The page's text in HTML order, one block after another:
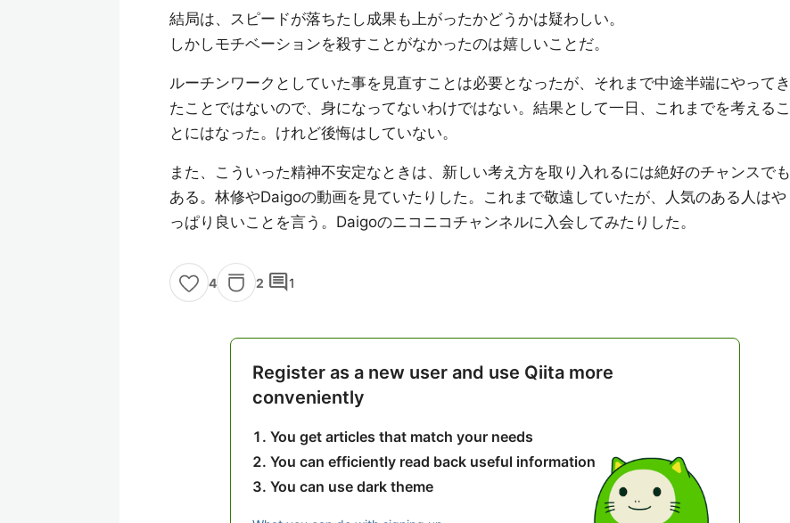
結局は、スピードが落ちたし成果も上がったかどうかは疑わしい。
しかしモチベーションを殺すことがなかったのは嬉しいことだ。
ルーチンワークとしていた事を見直すことは必要となったが、それまで中途半端にやってき
たことではないので、身になってないわけではない。結果として一日、これまでを考えるこ
とにはなった。けれど後悔はしていない。
また、こういった精神不安定なときは、新しい考え方を取り入れるには絶好のチャンスでも
ある。林修やDaigoの動画を見ていたりした。これまで敬遠していたが、人気のある人はや
っぱり良いことを言う。Daigoのニコニコチャンネルに入会してみたりした。
4 2 comment1
Register as a new user and use Qiita more
conveniently
You get articles that match your needs
You can efficiently read back useful information
You can use dark theme